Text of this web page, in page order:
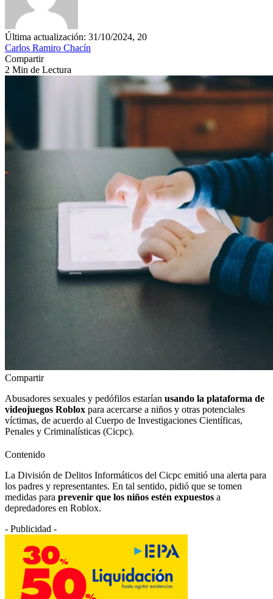
Última actualización: 31/10/2024, 20
Carlos Ramiro Chacín
Compartir
2 Min de Lectura
Compartir
Abusadores sexuales y pedófilos estarían usando la plataforma de
videojuegos Roblox para acercarse a niños y otras potenciales
víctimas, de acuerdo al Cuerpo de Investigaciones Científicas,
Penales y Criminalísticas (Cicpc).
Contenido
La División de Delitos Informáticos del Cicpc emitió una alerta para
los padres y representantes. En tal sentido, pidió que se tomen
medidas para prevenir que los niños estén expuestos a
depredadores en Roblox.
- Publicidad -